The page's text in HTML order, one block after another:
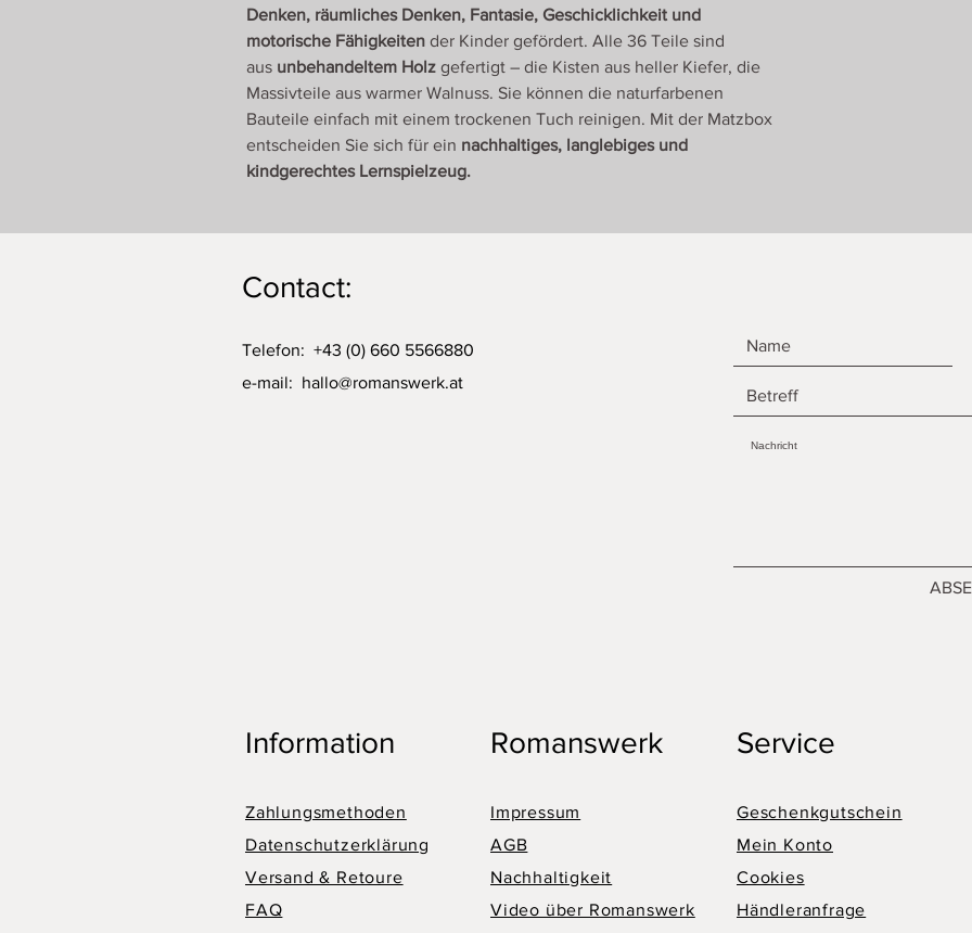
Denken, räumliches Denken, Fantasie, Geschicklichkeit und
motorische Fähigkeiten der Kinder gefördert. Alle 36 Teile sind
aus unbehandeltem Holz gefertigt – die Kisten aus heller Kiefer, die
Massivteile aus warmer Walnuss. Sie können die naturfarbenen
Bauteile einfach mit einem trockenen Tuch reinigen. Mit der Matzbox
entscheiden Sie sich für ein nachhaltiges, langlebiges und
kindgerechtes Lernspielzeug.
Contact:
Telefon: +43 (0) 660 5566880
e-mail: hallo@romanswerk.at
Information
Zahlungsmethoden
Datenschutzerklärung
Versand & Retoure
FAQ
Romanswerk
Impressum
AGB
Nachhaltigkeit
Video über Romanswerk
Service
Geschenkgutschein
Mein Konto
Cookies
Händleranfrage